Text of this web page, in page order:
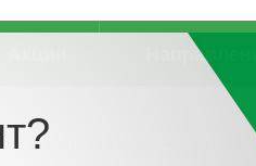
стандартная (ЛОН, МО) упак